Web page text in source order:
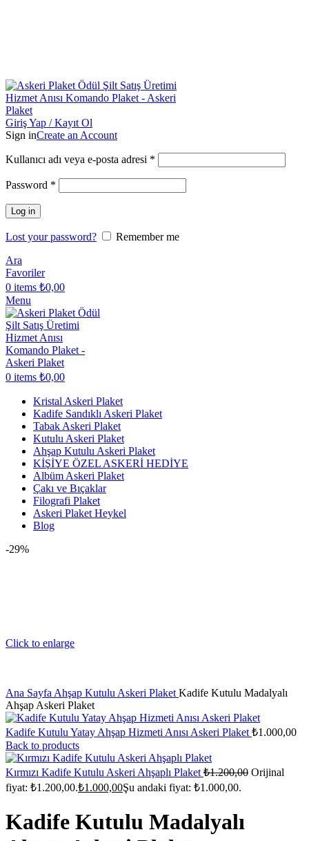
Giriş Yap / Kayıt Ol
Sign inCreate an Account
Kullanıcı adı veya e-posta adresi *
Password *
Log in
Lost your password?
Remember me
Ara
Favoriler
0 items ₺0,00
Menu
0 items ₺0,00
Kristal Askeri Plaket
Kadife Sandıklı Askeri Plaket
Tabak Askeri Plaket
Kutulu Askeri Plaket
Ahşap Kutulu Askeri Plaket
KİŞİYE ÖZEL ASKERİ HEDİYE
Albüm Askeri Plaket
Çakı ve Bıçaklar
Filografi Plaket
Askeri Plaket Heykel
Blog
-29%
Click to enlarge
Ana Sayfa Ahşap Kutulu Askeri Plaket Kadife Kutulu Madalyalı
Ahşap Askeri Plaket
Kadife Kutulu Yatay Ahşap Hizmeti Anısı Askeri Plaket ₺1.000,00
Back to products
Kırmızı Kadife Kutulu Askeri Ahşaplı Plaket ₺1.200,00 Orijinal
fiyat: ₺1.200,00.₺1.000,00Şu andaki fiyat: ₺1.000,00.
Kadife Kutulu Madalyalı